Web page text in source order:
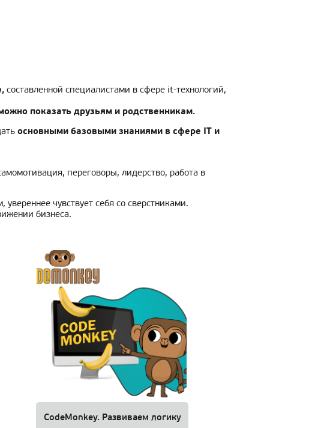
составленной специалистами в сфере it-технологий,
показать друзьям и родственникам.
основными базовыми знаниями в сфере IT и
переговоры, лидерство, работа в
чувствует себя со сверстниками.
бизнеса.
CodeMonkey. Развиваем логику